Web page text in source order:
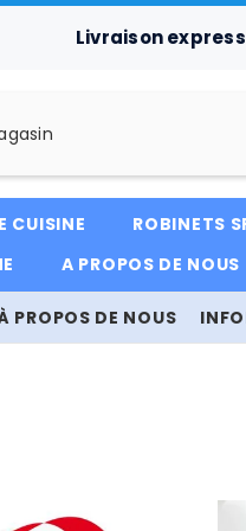
Livraison express
CUISINE ROBINETS
A PROPOS DE NOUS
PROPOS DE NOUS